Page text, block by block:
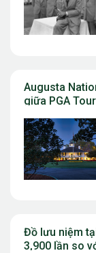
Augusta
giữa PGA
Đồ lưu niệm
3,900 lần so